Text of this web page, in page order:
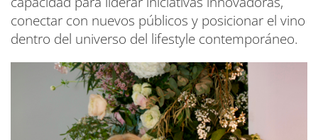
conectar con nuevos públicos y posicionar el vino
dentro del universo del lifestyle contemporáneo.